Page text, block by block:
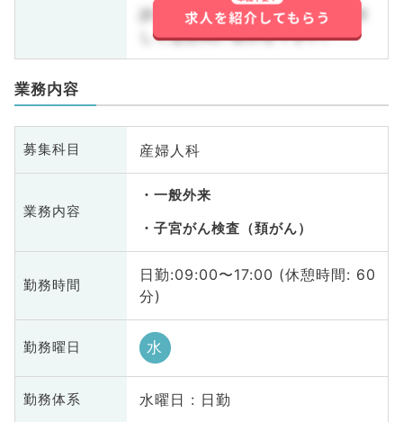
詳しくはお問い合わせ下さい。詳
しくはお問い合わせ下さい。
業務内容
募集科目 産婦人科
業務内容
一般外来
子宮がん検査（頚がん）
勤務時間
日勤:09:00〜17:00 (休憩時間: 60
分)
勤務曜日 水
勤務体系 水曜日 : 日勤